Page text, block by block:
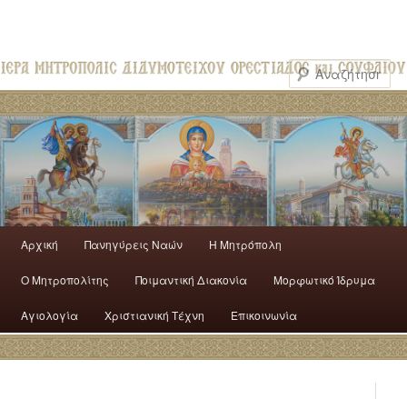
Αρχική Πανηγύρεις Ναών H Mητρόπολη
Ο Mητροπολίτης Ποιμαντική Διακονία Μορφωτικό Ίδρυμα
Αγιολογία Χριστιανική Τέχνη Επικοινωνία